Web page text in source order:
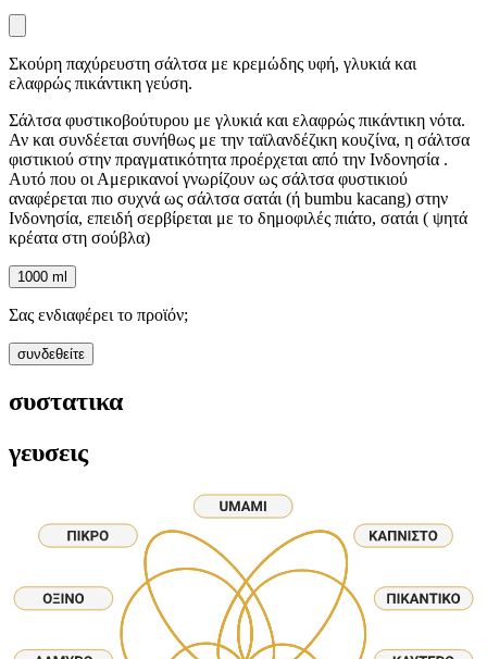
Σκούρη παχύρευστη σάλτσα με κρεμώδης υφή, γλυκιά και
ελαφρώς πικάντικη γεύση.
Σάλτσα φυστικοβούτυρου με γλυκιά και ελαφρώς πικάντικη νότα.
Αν και συνδέεται συνήθως με την ταϊλανδέζικη κουζίνα, η σάλτσα
φιστικιού στην πραγματικότητα προέρχεται από την Ινδονησία .
Αυτό που οι Αμερικανοί γνωρίζουν ως σάλτσα φυστικιού
αναφέρεται πιο συχνά ως σάλτσα σατάι (ή bumbu kacang) στην
Ινδονησία, επειδή σερβίρεται με το δημοφιλές πιάτο, σατάι ( ψητά
κρέατα στη σούβλα)
1000 ml
Σας ενδιαφέρει το προϊόν;
συνδεθείτε
συστατικα
γευσεις